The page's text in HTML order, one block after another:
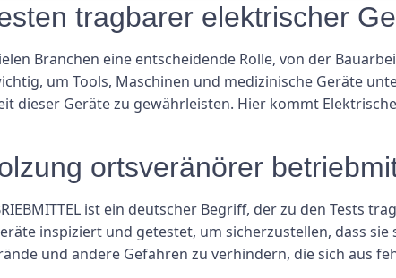
tragbarer elektrischer
Branchen eine entscheidende Rolle, von der
um Tools, Maschinen und medizinische Geräte
dieser Geräte zu gewährleisten. Hier kommt
ortsveränörer
ist ein deutscher Begriff, der zu den Tests
inspiziert und getestet, um sicherzustellen, dass sie
und andere Gefahren zu verhindern, die sich aus